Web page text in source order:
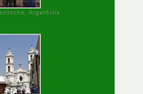
Argentina